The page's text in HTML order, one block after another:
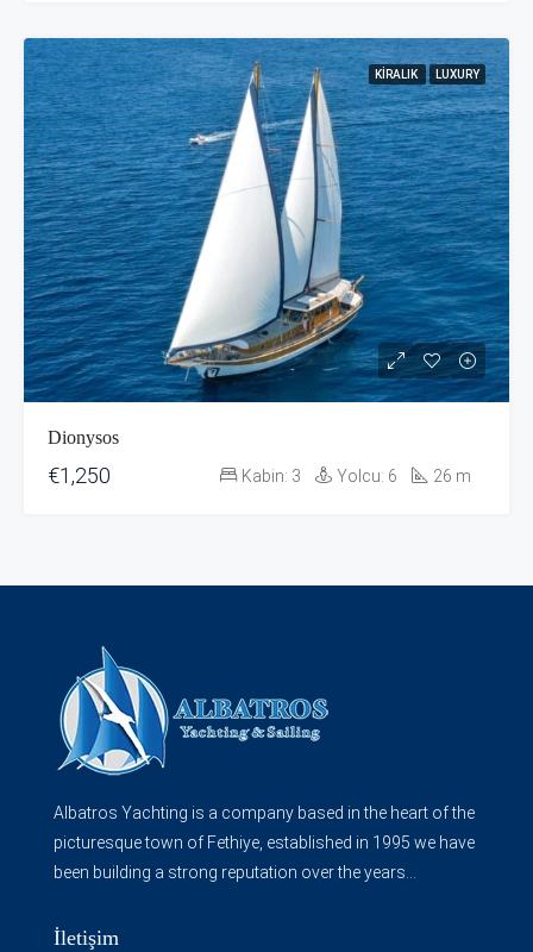
KIRALIK LUXURY
Dionysos
€1,250 Kabin: 3 Yolcu: 6 26 m
Albatros Yachting is a company based in the heart of the
picturesque town of Fethiye, established in 1995 we have
been building a strong reputation over the years...
İletişim